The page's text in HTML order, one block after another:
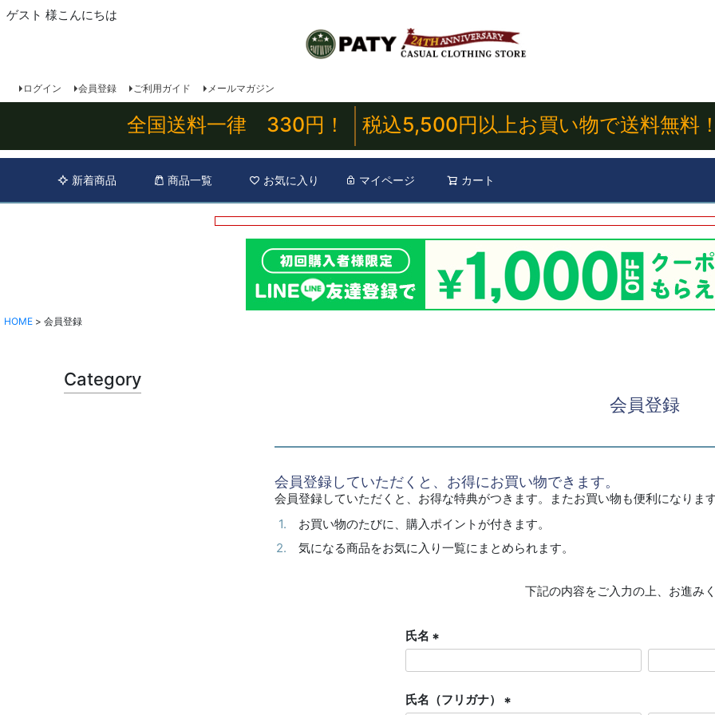
ゲスト 様こんにちは
ログイン 会員登録 ご利用ガイド メールマガジン
全国送料一律 330円！ 税込5,500円以上お買い物で送料無料！
新着商品 商品一覧 お気に入り マイページ カート
HOME 会員登録
Category
会員登録
会員登録していただくと、お得にお買い物できます。
会員登録していただくと、お得な特典がつきます。またお買い物も便利になります
お買い物のたびに、購入ポイントが付きます。
気になる商品をお気に入り一覧にまとめられます。
下記の内容をご入力の上、お進みく
氏名
必
須
)
氏名（フリガナ）